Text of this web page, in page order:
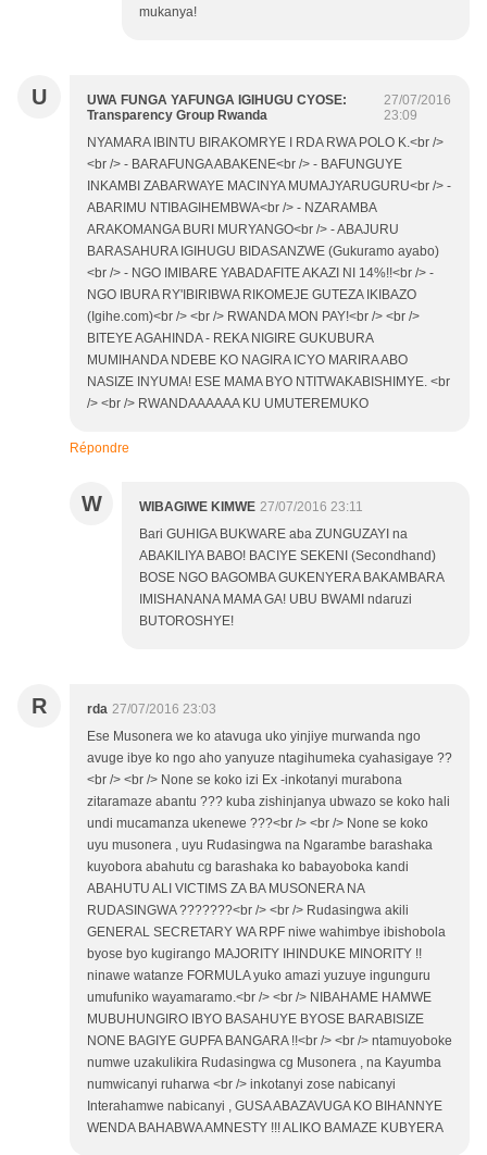
mukanya!
U
UWA FUNGA YAFUNGA IGIHUGU CYOSE:
Transparency Group Rwanda
27/07/2016
23:09
NYAMARA IBINTU BIRAKOMRYE I RDA RWA POLO K.<br />
<br /> - BARAFUNGA ABAKENE<br /> - BAFUNGUYE
INKAMBI ZABARWAYE MACINYA MUMAJYARUGURU<br /> -
ABARIMU NTIBAGIHEMBWA<br /> - NZARAMBA
ARAKOMANGA BURI MURYANGO<br /> - ABAJURU
BARASAHURA IGIHUGU BIDASANZWE (Gukuramo ayabo)
<br /> - NGO IMIBARE YABADAFITE AKAZI NI 14%!!<br /> -
NGO IBURA RY'IBIRIBWA RIKOMEJE GUTEZA IKIBAZO
(Igihe.com)<br /> <br /> RWANDA MON PAY!<br /> <br />
BITEYE AGAHINDA - REKA NIGIRE GUKUBURA
MUMIHANDA NDEBE KO NAGIRA ICYO MARIRA ABO
NASIZE INYUMA! ESE MAMA BYO NTITWAKABISHIMYE. <br
/> <br /> RWANDAAAAAA KU UMUTEREMUKO
Répondre
W WIBAGIWE KIMWE 27/07/2016 23:11
Bari GUHIGA BUKWARE aba ZUNGUZAYI na
ABAKILIYA BABO! BACIYE SEKENI (Secondhand)
BOSE NGO BAGOMBA GUKENYERA BAKAMBARA
IMISHANANA MAMA GA! UBU BWAMI ndaruzi
BUTOROSHYE!
R rda 27/07/2016 23:03
Ese Musonera we ko atavuga uko yinjiye murwanda ngo
avuge ibye ko ngo aho yanyuze ntagihumeka cyahasigaye ??
<br /> <br /> None se koko izi Ex -inkotanyi murabona
zitaramaze abantu ??? kuba zishinjanya ubwazo se koko hali
undi mucamanza ukenewe ???<br /> <br /> None se koko
uyu musonera , uyu Rudasingwa na Ngarambe barashaka
kuyobora abahutu cg barashaka ko babayoboka kandi
ABAHUTU ALI VICTIMS ZA BA MUSONERA NA
RUDASINGWA ???????<br /> <br /> Rudasingwa akili
GENERAL SECRETARY WA RPF niwe wahimbye ibishobola
byose byo kugirango MAJORITY IHINDUKE MINORITY !!
ninawe watanze FORMULA yuko amazi yuzuye ingunguru
umufuniko wayamaramo.<br /> <br /> NIBAHAME HAMWE
MUBUHUNGIRO IBYO BASAHUYE BYOSE BARABISIZE
NONE BAGIYE GUPFA BANGARA !!<br /> <br /> ntamuyoboke
numwe uzakulikira Rudasingwa cg Musonera , na Kayumba
numwicanyi ruharwa <br /> inkotanyi zose nabicanyi
Interahamwe nabicanyi , GUSA ABAZAVUGA KO BIHANNYE
WENDA BAHABWA AMNESTY !!! ALIKO BAMAZE KUBYERA